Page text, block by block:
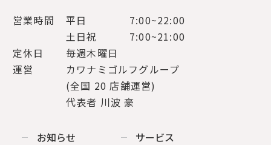
営業時間
平日
7:00~22:00
土日祝
7:00~21:00
定休日
毎週木曜日
運営
カワナミゴルフグループ
(全国 20 店舗運営)
代表者 川波 豪
お知らせ
サービス